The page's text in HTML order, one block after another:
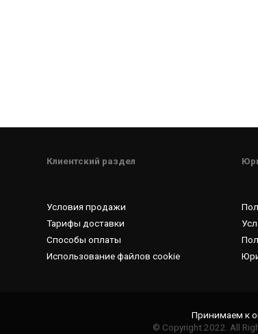
Клиентский раздел
Условия продажи
Тарифы доставки
Способы оплаты
Использование файлов cookie
© Copyright 2022. All